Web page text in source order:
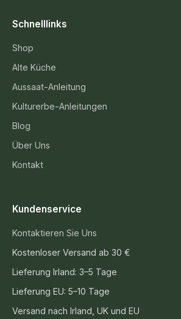
Schnelllinks
Shop
Alte Küche
Aussaat-Anleitung
Kulturerbe-Anleitungen
Blog
Über Uns
Kontakt
Kundenservice
Kontaktieren Sie Uns
Kostenloser Versand ab 30 €
Lieferung Irland: 3–5 Tage
Lieferung EU: 5–10 Tage
Versand nach Irland, UK und EU